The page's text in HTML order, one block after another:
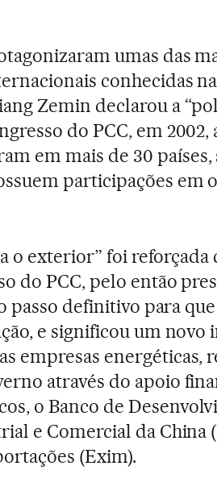
umas das
conhecidas
Zemin declarou a
do PCC, em
em mais de 30
participações em
o exterior” foi reforçada
do PCC, pelo então
passo definitivo para que
e significou um novo
empresas energéticas,
através do apoio
o Banco de
e Comercial da China
(Exim).